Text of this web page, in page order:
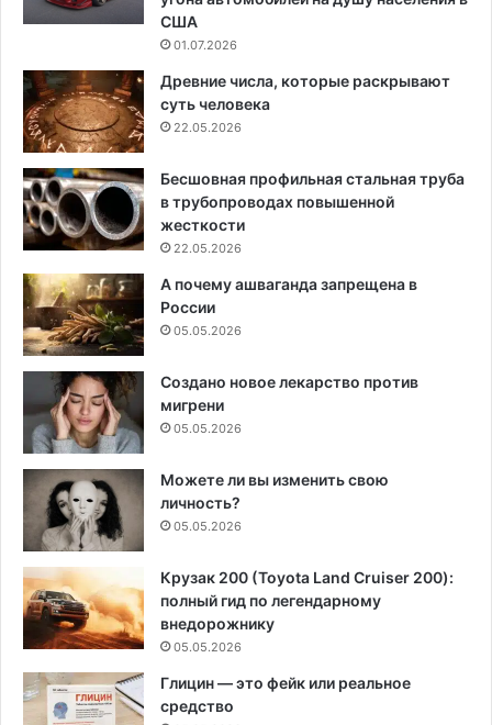
США
01.07.2026
Древние числа, которые раскрывают
суть человека
22.05.2026
Бесшовная профильная стальная труба
в трубопроводах повышенной
жесткости
22.05.2026
А почему ашваганда запрещена в
России
05.05.2026
Создано новое лекарство против
мигрени
05.05.2026
Можете ли вы изменить свою
личность?
05.05.2026
Крузак 200 (Toyota Land Cruiser 200):
полный гид по легендарному
внедорожнику
05.05.2026
Глицин — это фейк или реальное
средство